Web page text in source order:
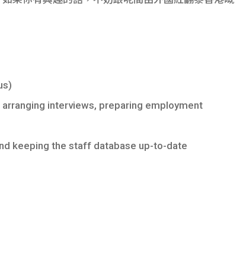
interviews, preparing employment
keeping the staff database up-to-date